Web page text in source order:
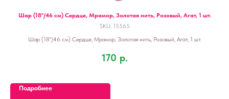
Шар (18''/46 см) Сердце, Мрамор, Золотая нить, Розовый, Агат, 1 шт.
SKU: 15565
Шар (18''/46 см) Сердце, Мрамор, Золотая нить, Розовый, Агат, 1 шт.
170 р.
Подробнее